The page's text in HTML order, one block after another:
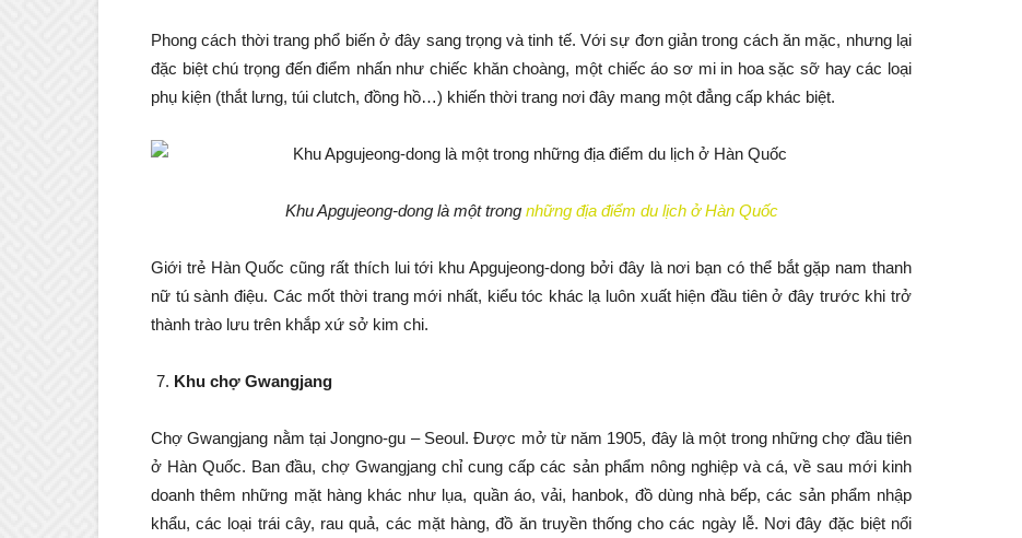
Phong cách thời trang phổ biến ở đây sang trọng và tinh tế. Với sự đơn giản trong cách ăn mặc, nhưng lại
đặc biệt chú trọng đến điểm nhấn như chiếc khăn choàng, một chiếc áo sơ mi in hoa sặc sỡ hay các loại
phụ kiện (thắt lưng, túi clutch, đồng hồ…) khiến thời trang nơi đây mang một đẳng cấp khác biệt.
Khu Apgujeong-dong là một trong những địa điểm du lịch ở Hàn Quốc
Giới trẻ Hàn Quốc cũng rất thích lui tới khu Apgujeong-dong bởi đây là nơi bạn có thể bắt gặp nam thanh
nữ tú sành điệu. Các mốt thời trang mới nhất, kiểu tóc khác lạ luôn xuất hiện đầu tiên ở đây trước khi trở
thành trào lưu trên khắp xứ sở kim chi.
Khu chợ Gwangjang
Chợ Gwangjang nằm tại Jongno-gu – Seoul. Được mở từ năm 1905, đây là một trong những chợ đầu tiên
ở Hàn Quốc. Ban đầu, chợ Gwangjang chỉ cung cấp các sản phẩm nông nghiệp và cá, về sau mới kinh
doanh thêm những mặt hàng khác như lụa, quần áo, vải, hanbok, đồ dùng nhà bếp, các sản phẩm nhập
khẩu, các loại trái cây, rau quả, các mặt hàng, đồ ăn truyền thống cho các ngày lễ. Nơi đây đặc biệt nổi